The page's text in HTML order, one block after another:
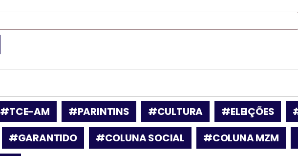
#TCE-AM #PARINTINS #CULTURA #ELEIÇÕES
#GARANTIDO #COLUNA SOCIAL #COLUNA MZM